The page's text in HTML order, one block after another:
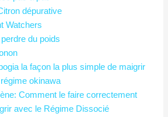
dépurative
Watchers
du poids
la façon la plus simple de maigrir
okinawa
Comment le faire correctement
avec le Régime Dissocié